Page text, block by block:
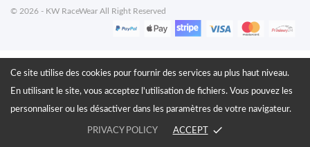
Ce site utilise des cookies pour fournir des services au plus haut niveau.
En utilisant le site, vous acceptez l'utilisation de fichiers. Vous pouvez les
personnaliser ou les désactiver dans les paramètres de votre navigateur.
PRIVACY POLICY ACCEPT done
© 2026 - KW RaceWear All Right Reserved